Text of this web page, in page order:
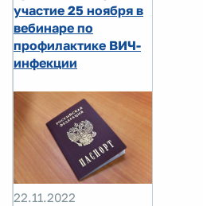
участие 25 ноября в
вебинаре по
профилактике ВИЧ-
инфекции
22.11.2022